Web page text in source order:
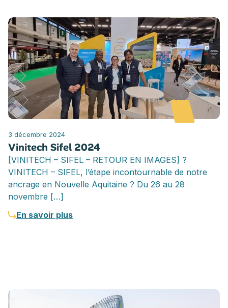
3 décembre 2024
Vinitech Sifel 2024
[VINITECH – SIFEL – RETOUR EN IMAGES] ?
VINITECH – SIFEL, l’étape incontournable de notre
ancrage en Nouvelle Aquitaine ? Du 26 au 28
novembre […]
En savoir plus